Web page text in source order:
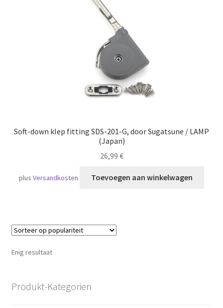
Soft-down klep fitting SDS-201-G, door Sugatsune / LAMP
(Japan)
26,99 €
plusVersandkosten Toevoegen aan winkelwagen
Enig resultaat
Produkt-Kategorien